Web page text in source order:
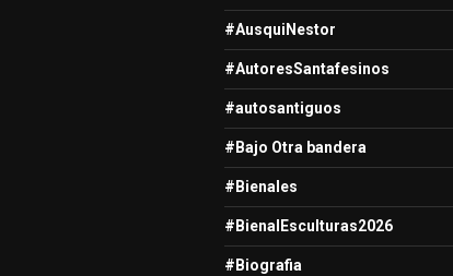
#AusquiNestor
#AutoresSantafesinos
#autosantiguos
#Bajo Otra bandera
#Bienales
#BienalEsculturas2026
#Biografia